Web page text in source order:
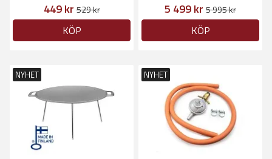
449 kr529 kr
KÖP
5 499 kr 5 995 kr
KÖP
NYHET NYHET